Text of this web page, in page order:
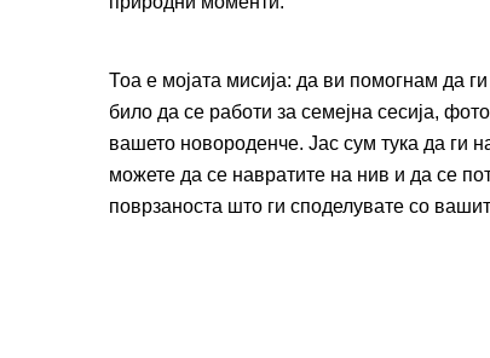
Тоа е мојата мисија: да ви помогнам да
било да се работи за семејна сесија,
вашето новороденче. Јас сум тука да ги
можете да се навратите на нив и да се
поврзаноста што ги споделувате со